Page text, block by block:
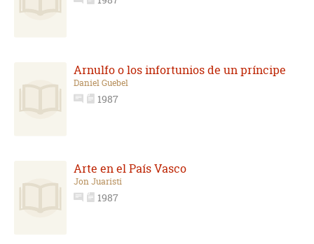
Arnulfo o los infortunios de un príncipe
Daniel Guebel
1987
Arte en el País Vasco
Jon Juaristi
1987